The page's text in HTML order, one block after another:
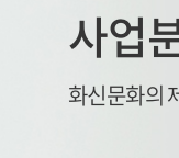
사업
화신문화의